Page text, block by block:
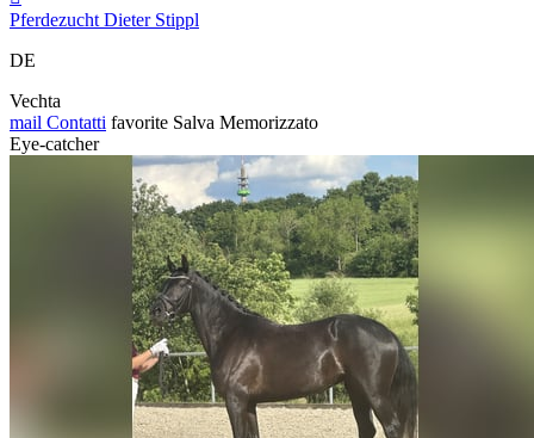
Pferdezucht Dieter Stippl
DE
Vechta
mail Contatti favorite Salva Memorizzato
Eye-catcher